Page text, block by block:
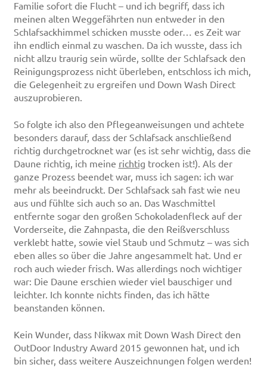
Familie sofort die Flucht – und ich begriff, dass ich
meinen alten Weggefährten nun entweder in den
Schlafsackhimmel schicken musste oder… es Zeit war
ihn endlich einmal zu waschen. Da ich wusste, dass ich
nicht allzu traurig sein würde, sollte der Schlafsack den
Reinigungsprozess nicht überleben, entschloss ich mich,
die Gelegenheit zu ergreifen und Down Wash Direct
auszuprobieren.
So folgte ich also den Pflegeanweisungen und achtete
besonders darauf, dass der Schlafsack anschließend
richtig durchgetrocknet war (es ist sehr wichtig, dass die
Daune richtig, ich meine richtig trocken ist!). Als der
ganze Prozess beendet war, muss ich sagen: ich war
mehr als beeindruckt. Der Schlafsack sah fast wie neu
aus und fühlte sich auch so an. Das Waschmittel
entfernte sogar den großen Schokoladenfleck auf der
Vorderseite, die Zahnpasta, die den Reißverschluss
verklebt hatte, sowie viel Staub und Schmutz – was sich
eben alles so über die Jahre angesammelt hat. Und er
roch auch wieder frisch. Was allerdings noch wichtiger
war: Die Daune erschien wieder viel bauschiger und
leichter. Ich konnte nichts finden, das ich hätte
beanstanden können.
Kein Wunder, dass Nikwax mit Down Wash Direct den
OutDoor Industry Award 2015 gewonnen hat, und ich
bin sicher, dass weitere Auszeichnungen folgen werden!